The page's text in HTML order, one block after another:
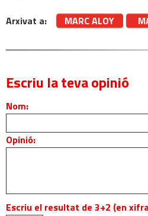
Arxivat a:
MARC ALOY
Escriu la teva opinió
Nom:
Opinió:
Escriu el resultat de 3+2 (en